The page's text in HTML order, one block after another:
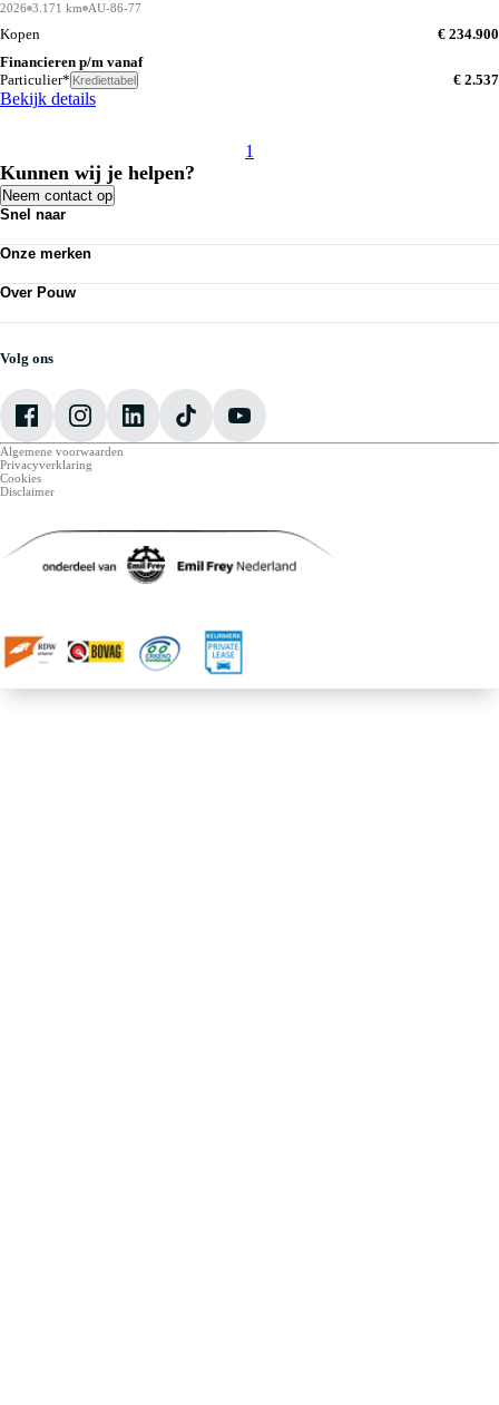
2026 3.171 km AU-86-77
Kopen
€ 234.900
Financieren p/m vanaf
Particulier* Krediettabel € 2.537
Bekijk details
1
Kunnen wij je helpen?
Neem contact op
Snel naar
Bedrijfswagens
Acties
Vestigingen
Onze merken
Audi
VW Bedrijfswagens
Over Pouw
Vacatures
Mijn Pouw
Volg ons
Algemene voorwaarden
Privacyverklaring
Cookies
Disclaimer